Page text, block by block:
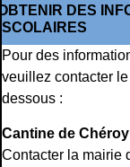
DES
SCOLAIRES
Pour des
veuillez contacter
dessous :
Cantine de Chéroy
Contacter la mairie